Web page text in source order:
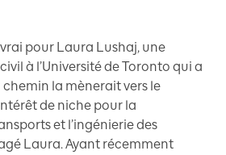
pour Laura Lushaj, une
à l’Université de Toronto qui a
la mènerait vers le
de niche pour la
et l’ingénierie des
Laura. Ayant récemment